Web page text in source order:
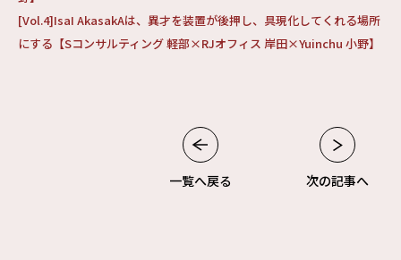
[Vol.4]IsaI AkasakAは、異才を装置が後押し、具現化してくれる場所
にする【Sコンサルティング 軽部×RJオフィス 岸田×Yuinchu 小野】
一覧へ戻る 次の記事へ